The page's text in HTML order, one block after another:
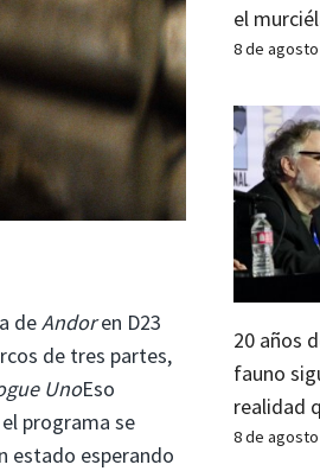
deAndoren D23
de tres partes,
UnoEso
programa se
estado esperando
el
8 de
20 años
fauno
realidad
8 de